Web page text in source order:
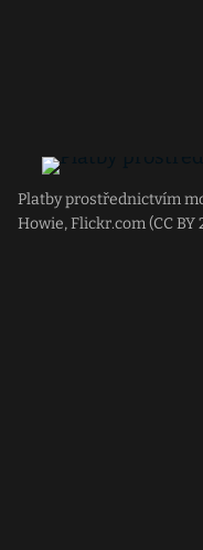
Platby prostřednictvím
Howie, Flickr.com (CC BY